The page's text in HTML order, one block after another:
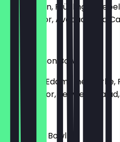
mit Chicken,
Cano Flavor, Avocado und
€ 15,40
Oahu Salmon Bowl
mit Lachs, Edamame, Gurke,
Shoyu Flavor, Seaweed
€ 15,40
Lanai Tuna Bowl